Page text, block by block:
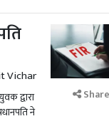
Vichar
द्वारा
ने
Share